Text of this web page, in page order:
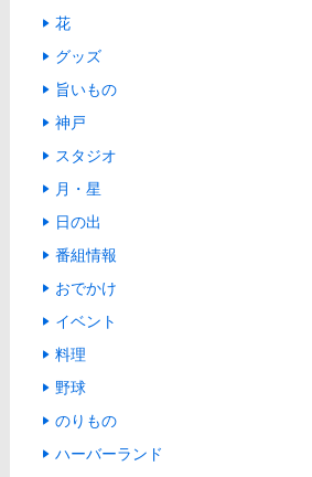
花
グッズ
旨いもの
神戸
スタジオ
月・星
日の出
番組情報
おでかけ
イベント
料理
野球
のりもの
ハーバーランド